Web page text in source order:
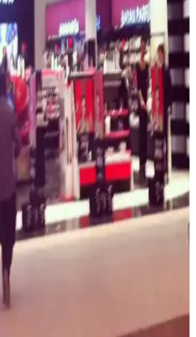
Trendleri ve Ürünleri:
İpuçları
ve trendler sayesinde doğal
Uygun ürün seçimi ve doğru
Kozmetik
ve Avantajlar
konumları, modern tasarımı
keyifli ve erişilebilir hale
hizmetleriyle memnuniyeti
Kozmetik
ve Ürün Çeşitleri
geniş ürün yelpazesi ve
vazgeçilmez adresidir.
güzelliğinize değer katın.